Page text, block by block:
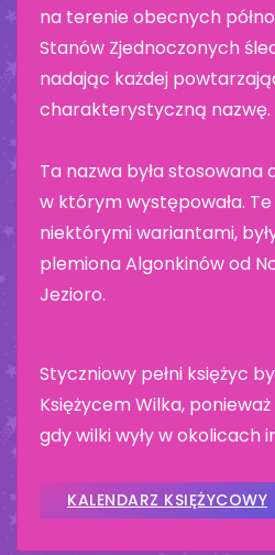
na terenie obecnych
Stanów Zjednoczonych
nadając każdej
charakterystyczną nazwę.
Ta nazwa była stosowana
w którym występowała.
niektórymi wariantami,
plemiona Algonkinów od
Jezioro.
Styczniowy pełni księżyc
Księżycem Wilka,
gdy wilki wyły w okolicach
KALENDARZ KSIĘŻYCOWY